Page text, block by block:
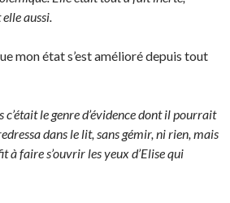
aussi.
mon état s’est amélioré depuis tout
c’était le genre d’évidence dont il pourrait
dans le lit, sans gémir, ni rien, mais
à faire s’ouvrir les yeux d’Elise qui